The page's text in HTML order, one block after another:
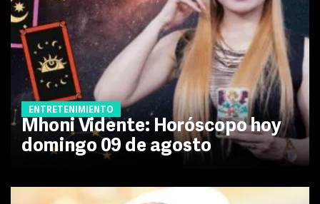
ENTRETENIMIENTO
Mhoni Vidente: Horóscopo hoy
domingo 09 de agosto